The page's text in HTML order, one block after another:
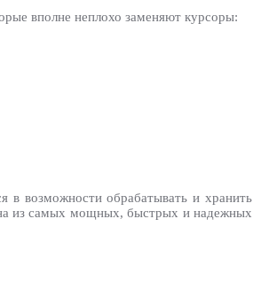
вполне неплохо заменяют курсоры:
в возможности обрабатывать и хранить
из самых мощных, быстрых и надежных